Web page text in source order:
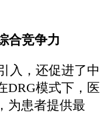
合竞争力
入，还促进了中
DRG模式下，医
为患者提供最